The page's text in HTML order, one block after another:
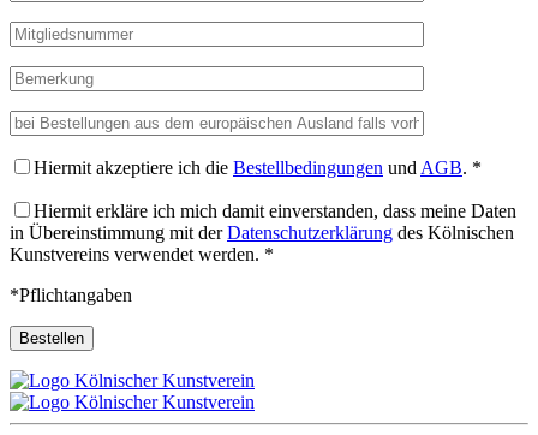
Hiermit akzeptiere ich die Bestellbedingungen und AGB. *
Hiermit erkläre ich mich damit einverstanden, dass meine Daten
in Übereinstimmung mit derDatenschutzerklärung des Kölnischen
Kunstvereins verwendet werden. *
*Pflichtangaben